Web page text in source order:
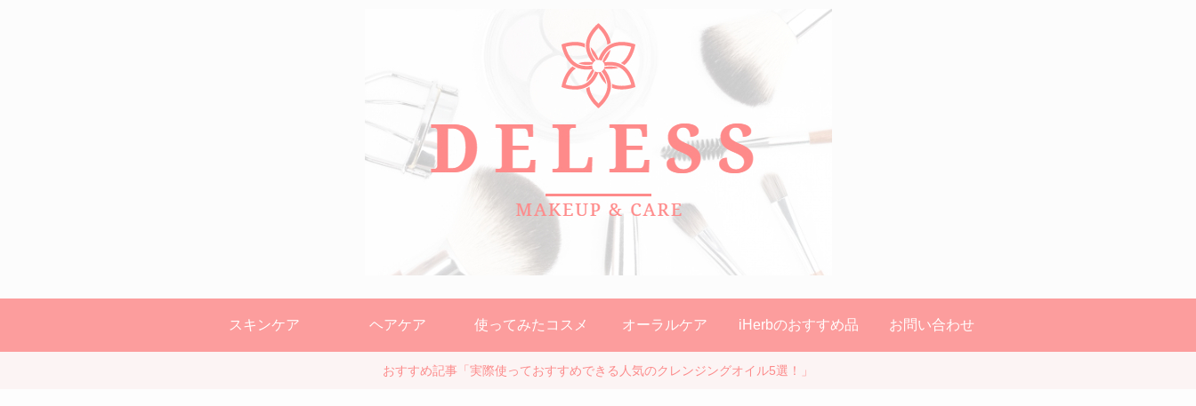
スキンケア ヘアケア 使ってみたコスメ オーラルケア iHerbのおすすめ品 お問い合わせ
おすすめ記事「実際使っておすすめできる人気のクレンジングオイル5選！」